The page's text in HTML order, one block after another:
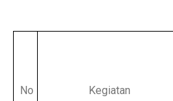
No Kegiatan